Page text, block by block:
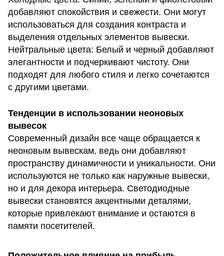
добавляют спокойствия и свежести. Они могут
использоваться для создания контраста и
выделения отдельных элементов вывески.
Нейтральные цвета: Белый и черный добавляют
элегантности и подчеркивают чистоту. Они
подходят для любого стиля и легко сочетаются
с другими цветами.
Тенденции в использовании неоновых
вывесок
Современный дизайн все чаще обращается к
неоновым вывескам, ведь они добавляют
пространству динамичности и уникальности. Они
используются не только как наружные вывески,
но и для декора интерьера. Светодиодные
вывески становятся акцентными деталями,
которые привлекают внимание и остаются в
памяти посетителей.